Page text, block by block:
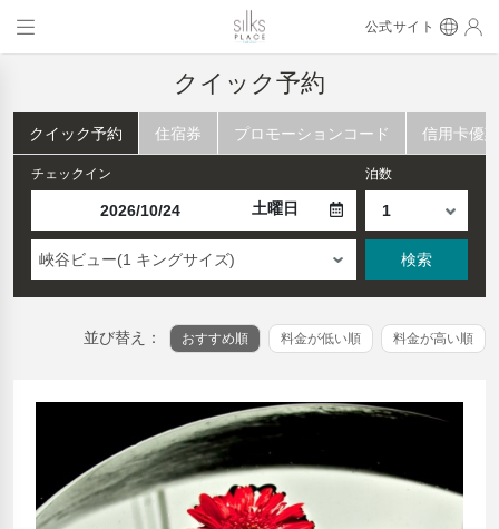
公式サイト
クイック予約
クイック予約 住宿券 プロモーションコード 信用卡優惠
チェックイン
土曜日
泊数
峽谷ビュー(1 キングサイズ) 検索
並び替え： おすすめ順 料金が低い順 料金が高い順